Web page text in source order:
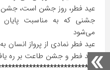
عید فطر، روز جشن است، جشن
جشنی که به مناسبت پایان
می‌شود
عید فطر نمادی از پرواز
عید فطر و جشن طاعت بر ره